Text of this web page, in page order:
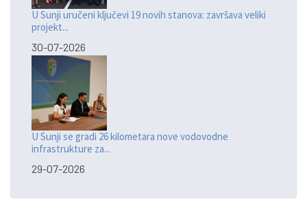
U Sunji uručeni ključevi 19 novih stanova: završava veliki
projekt...
30-07-2026
U Sunji se gradi 26 kilometara nove vodovodne
infrastrukture za...
29-07-2026